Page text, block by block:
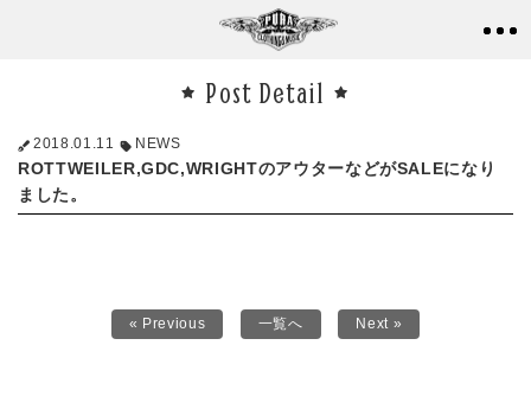
Post Detail
2018.01.11 NEWS
ROTTWEILER,GDC,WRIGHTのアウターなどがSALEになり
ました。
« Previous 一覧へ Next »